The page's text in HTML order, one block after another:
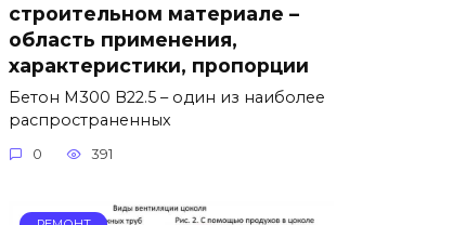
строительном материале –
область применения,
характеристики, пропорции
Бетон М300 В22.5 – один из наиболее
распространенных
0 391